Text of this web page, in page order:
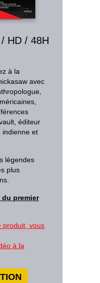
HD / 48H
à la
avec
éditeur
indienne et
légendes
plus
du premier
produit, vous
à la